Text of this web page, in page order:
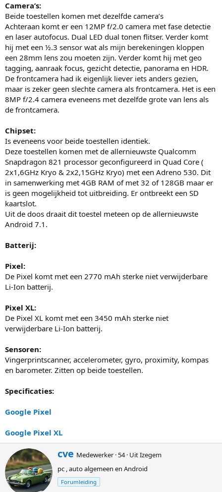
Camera’s:
Beide toestellen komen met dezelfde camera’s
Achteraan komt er een 12MP f/2.0 camera met fase detectie
en laser autofocus. Dual LED dual tonen flitser. Verder komt
hij met een ½.3 sensor wat als mijn berekeningen kloppen
een 28mm lens zou moeten zijn. Verder komt hij met geo
tagging, aanraak focus, gezicht detectie, panorama en HDR.
De frontcamera had ik eigenlijk liever iets anders gezien,
maar is zeker geen slechte camera als frontcamera. Het is een
8MP f/2.4 camera eveneens met dezelfde grote van lens als
de frontcamera.
Chipset:
Is eveneens voor beide toestellen identiek.
Deze toestellen komen met de allernieuwste Qualcomm
Snapdragon 821 processor geconfigureerd in Quad Core (
2x1,6GHz Kryo & 2x2,15GHz Kryo) met een Adreno 530. Dit
in samenwerking met 4GB RAM of met 32 of 128GB maar er
is geen mogelijkheid tot uitbreiding. Er ontbreekt een SD
kaartslot.
Uit de doos draait dit toestel meteen op de allernieuwste
Android 7.1.
Batterij:
Pixel:
De Pixel komt met een 2770 mAh sterke niet verwijderbare
Li-Ion batterij.
Pixel XL:
De Pixel XL komt met een 3450 mAh sterke niet
verwijderbare Li-Ion batterij.
Sensoren:
Vingerprintscanner, accelerometer, gyro, proximity, kompas
en barometer. Zitten op beide toestellen.
Specificaties:
Google Pixel
Google Pixel XL
G
e
s
c
h
cve Medewerker · 54· UitIzegem
pc , auto algemeen en Android
Forumleiding